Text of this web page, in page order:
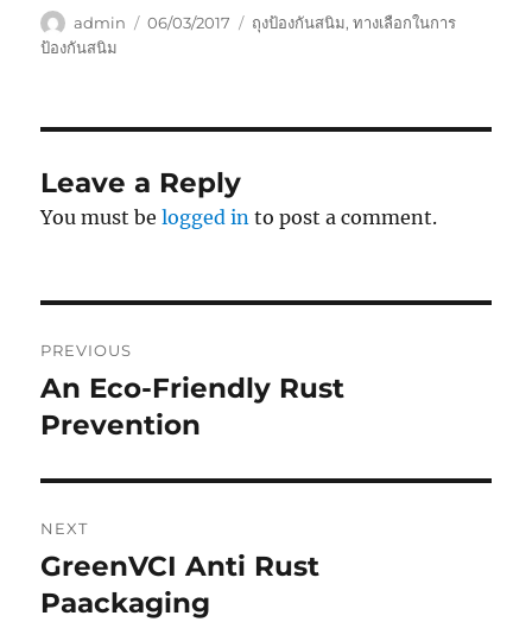
Author
admin
Posted
06/03/2017 Tags
ถุงป้องกันสนิม,ทางเลือกในการ
ป้องกันสนิม
Leave a Reply
You must belogged in to post a comment.
navigation
PREVIOUS
Previous
post:
An Eco-Friendly Rust
Prevention
NEXT
Next
post:
GreenVCI Anti Rust
Paackaging